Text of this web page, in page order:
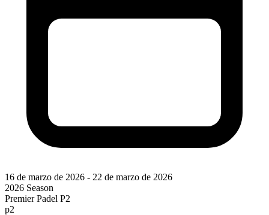
16 de marzo de 2026 - 22 de marzo de 2026
2026 Season
Premier Padel P2
p2